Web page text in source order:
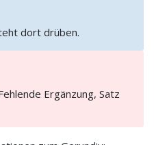
dort drüben.
Ergänzung, Satz